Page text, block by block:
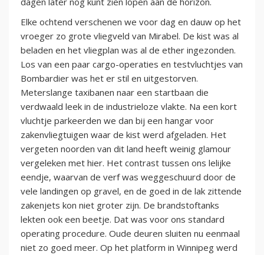
Elke ochtend verschenen we voor dag en dauw op het
vroeger zo grote vliegveld van Mirabel. De kist was al
beladen en het vliegplan was al de ether ingezonden.
Los van een paar cargo-operaties en testvluchtjes van
Bombardier was het er stil en uitgestorven.
Meterslange taxibanen naar een startbaan die
verdwaald leek in de industrieloze vlakte. Na een kort
vluchtje parkeerden we dan bij een hangar voor
zakenvliegtuigen waar de kist werd afgeladen. Het
vergeten noorden van dit land heeft weinig glamour
vergeleken met hier. Het contrast tussen ons lelijke
eendje, waarvan de verf was weggeschuurd door de
vele landingen op gravel, en de goed in de lak zittende
zakenjets kon niet groter zijn. De brandstoftanks
lekten ook een beetje. Dat was voor ons standard
operating procedure. Oude deuren sluiten nu eenmaal
niet zo goed meer. Op het platform in Winnipeg werd